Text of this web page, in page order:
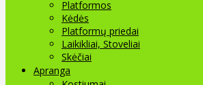
Platformos
Kėdės
Platformų priedai
Laikikliai, Stoveliai
Skėčiai
Apranga